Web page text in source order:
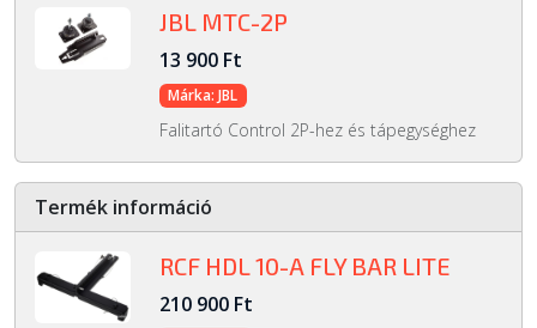
JBL MTC-2P
13 900 Ft
Márka: JBL
Falitartó Control 2P-hez és tápegységhez
Termék információ
RCF HDL 10-A FLY BAR LITE
210 900 Ft